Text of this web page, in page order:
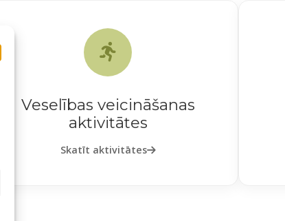
Veselības veicināšanas
aktivitātes
Skatīt aktivitātes